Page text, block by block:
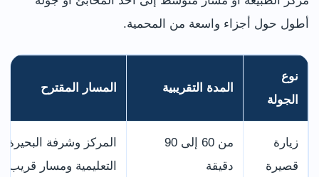
أطول حول أجزاء واسعة من المحمية.
نوع
الجولة
المدة التقريبية المسار المقترح
زيارة
قصيرة
من 60 إلى 90
دقيقة
المركز وشرفة البحيرة
التعليمية ومسار قريب